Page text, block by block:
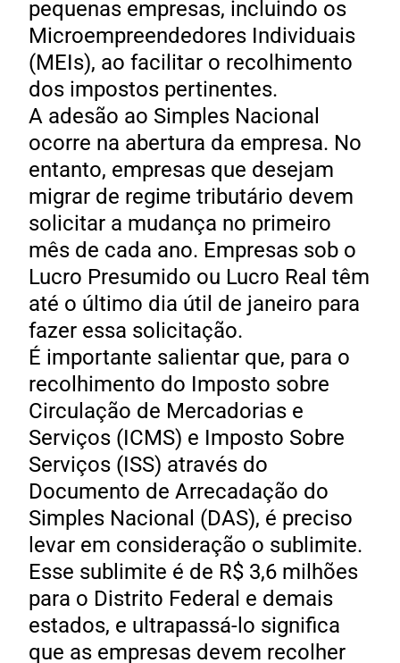
pequenas empresas, incluindo os
Microempreendedores Individuais
(MEIs), ao facilitar o recolhimento
dos impostos pertinentes.
A adesão ao Simples Nacional
ocorre na abertura da empresa. No
entanto, empresas que desejam
migrar de regime tributário devem
solicitar a mudança no primeiro
mês de cada ano. Empresas sob o
Lucro Presumido ou Lucro Real têm
até o último dia útil de janeiro para
fazer essa solicitação.
É importante salientar que, para o
recolhimento do Imposto sobre
Circulação de Mercadorias e
Serviços (ICMS) e Imposto Sobre
Serviços (ISS) através do
Documento de Arrecadação do
Simples Nacional (DAS), é preciso
levar em consideração o sublimite.
Esse sublimite é de R$ 3,6 milhões
para o Distrito Federal e demais
estados, e ultrapassá-lo significa
que as empresas devem recolher